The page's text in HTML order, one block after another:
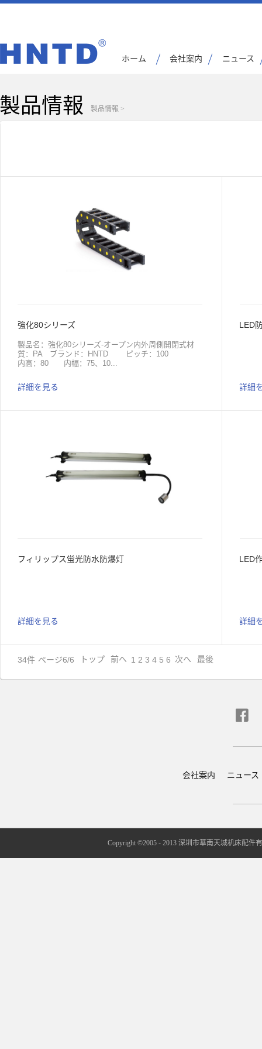
ホーム 会社案内 ニュース
製品情報 製品情報 >
強化80シリーズ
製品名：強化80シリーズ-オープン内外周側開閉式材
質：PA ブランド：HNTD ピッチ：100
内高：80 内幅：75、10...
0、125 屈曲半径：150、200、250、
ボール製品名：強化80シリーズ-クローズ内外周側開閉
詳細を見る
LED
詳細
フィリップス蛍光防水防爆灯
詳細を見る
LED
詳細
34件 ページ6/6 トップ 前へ 1 2 3 4 5 6 次へ 最後
会社案内 ニュース
Copyright ©2005 - 2013 深圳市華南天城机床配件